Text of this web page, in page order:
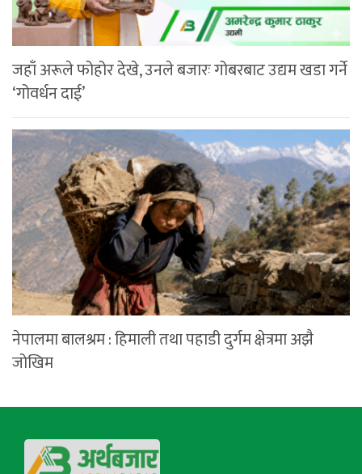
जहाँ अरूले फोहोर देखे, उनले बजारः गोबरबाट उद्यम खडा गर्ने
‘गोवर्धन दाई’
नेपालमा बालश्रम : हिमाली तथा पहाडी दुर्गम क्षेत्रमा अझै
जोखिम